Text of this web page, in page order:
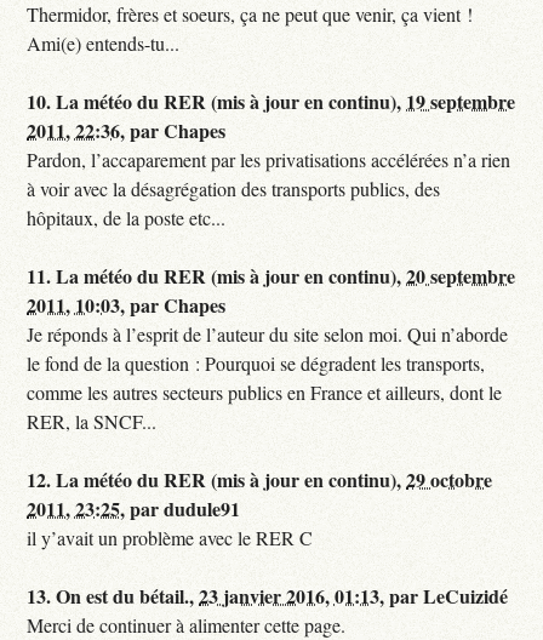
Thermidor, frères et soeurs, ça ne peut que venir, ça vient !
Ami(e) entends-tu...
10.La météo du RER (mis à jour en continu), 19 septembre
2011, 22:36,parChapes
Pardon, l’accaparement par les privatisations accélérées n’a rien
à voir avec la désagrégation des transports publics, des
hôpitaux, de la poste etc...
11.La météo du RER (mis à jour en continu),20 septembre
2011, 10:03,parChapes
Je réponds à l’esprit de l’auteur du site selon moi. Qui n’aborde
le fond de la question : Pourquoi se dégradent les transports,
comme les autres secteurs publics en France et ailleurs, dont le
RER, la SNCF...
12.La météo du RER (mis à jour en continu),29 octobre
2011, 23:25,pardudule91
il y’avait un problème avec le RER C
13.On est du bétail.,23 janvier 2016, 01:13,parLeCuizidé
Merci de continuer à alimenter cette page.